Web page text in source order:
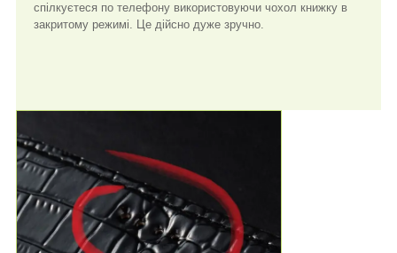
спілкуєтеся по телефону використовуючи чохол книжку в
закритому режимі. Це дійсно дуже зручно.